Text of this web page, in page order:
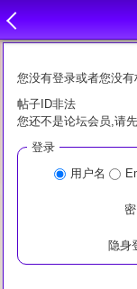
您没有登录或者您没
帖子ID非法
您还不是论坛会员,请
登录
用户名
隐身